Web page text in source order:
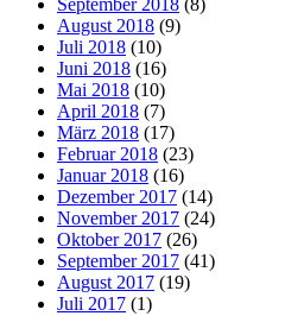
September 2018 (8)
August 2018 (9)
Juli 2018 (10)
Juni 2018 (16)
Mai 2018 (10)
April 2018 (7)
März 2018 (17)
Februar 2018 (23)
Januar 2018 (16)
Dezember 2017 (14)
November 2017 (24)
Oktober 2017 (26)
September 2017 (41)
August 2017 (19)
Juli 2017 (1)